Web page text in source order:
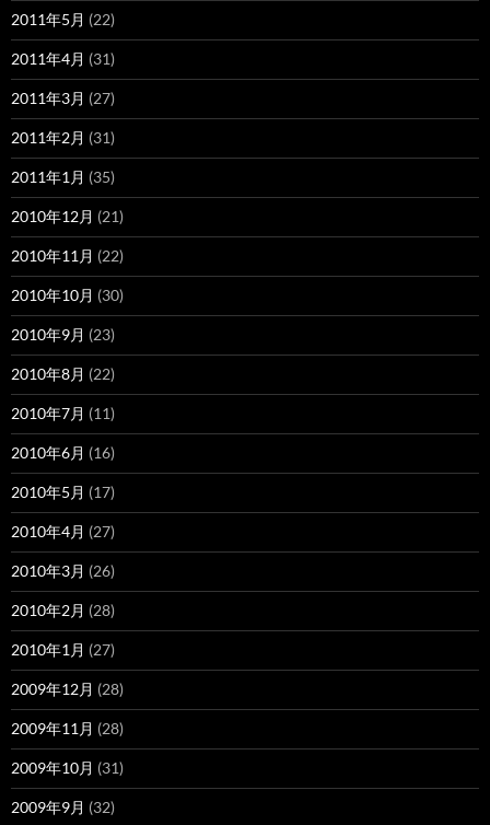
2011年5月 (22)
2011年4月 (31)
2011年3月 (27)
2011年2月 (31)
2011年1月 (35)
2010年12月 (21)
2010年11月 (22)
2010年10月 (30)
2010年9月 (23)
2010年8月 (22)
2010年7月 (11)
2010年6月 (16)
2010年5月 (17)
2010年4月 (27)
2010年3月 (26)
2010年2月 (28)
2010年1月 (27)
2009年12月 (28)
2009年11月 (28)
2009年10月 (31)
2009年9月 (32)